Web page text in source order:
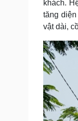
khách.
tăng
vật dài,